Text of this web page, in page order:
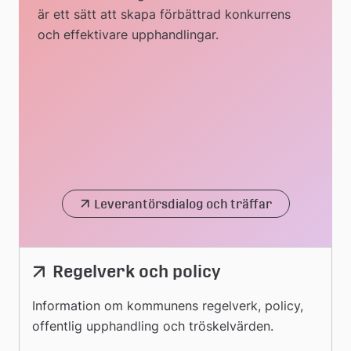
är ett sätt att skapa förbättrad konkurrens
och effektivare upphandlingar.
Leverantörsdialog och träffar
Regelverk och policy
Information om kommunens regelverk, policy,
offentlig upphandling och tröskelvärden.